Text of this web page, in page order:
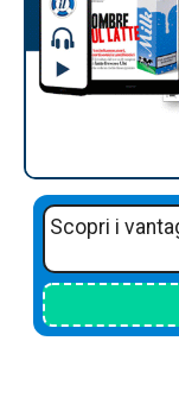
Scopri i